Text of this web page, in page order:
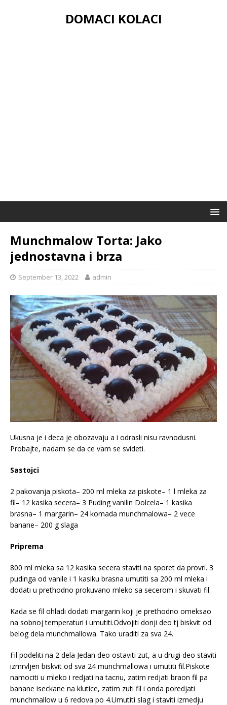
DOMACI KOLACI
Munchmalow Torta: Jako
jednostavna i brza
September 13, 2022 admin
Ukusna je i deca je obozavaju a i odrasli nisu ravnodusni.
Probajte, nadam se da ce vam se svideti.
Sastojci
2 pakovanja piskota– 200 ml mleka za piskote– 1 l mleka za
fil– 12 kasika secera– 3 Puding vanilin Dolcela– 1 kasika
brasna– 1 margarin– 24 komada munchmalowa– 2 vece
banane– 200 g slaga
Priprema
800 ml mleka sa 12 kasika secera staviti na sporet da provri. 3
pudinga od vanile i 1 kasiku brasna umutiti sa 200 ml mleka i
dodati u prethodno prokuvano mleko sa secerom i skuvati fil.
Kada se fil ohladi dodati margarin koji je prethodno omeksao
na sobnoj temperaturi i umutiti.Odvojiti donji deo tj biskvit od
belog dela munchmallowa. Tako uraditi za sva 24.
Fil podeliti na 2 dela Jedan deo ostaviti zut, a u drugi deo staviti
izmrvljen biskvit od sva 24 munchmallowa i umutiti fil.Piskote
namociti u mleko i redjati na tacnu, zatim redjati braon fil pa
banane iseckane na klutice, zatim zuti fil i onda poredjati
munchmallow u 6 redova po 4.Umutiti slag i staviti izmedju